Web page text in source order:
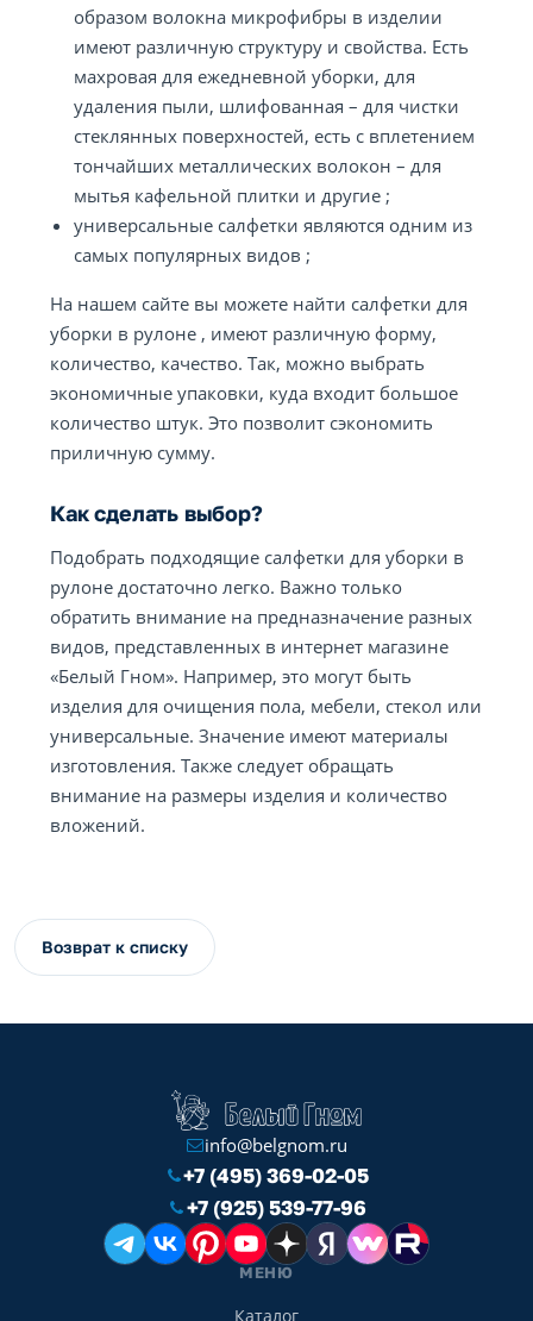
образом волокна микрофибры в изделии
имеют различную структуру и свойства. Есть
махровая для ежедневной уборки, для
удаления пыли, шлифованная – для чистки
стеклянных поверхностей, есть с вплетением
тончайших металлических волокон – для
мытья кафельной плитки и другие ;
универсальные салфетки являются одним из
самых популярных видов ;
На нашем сайте вы можете найти салфетки для
уборки в рулоне , имеют различную форму,
количество, качество. Так, можно выбрать
экономичные упаковки, куда входит большое
количество штук. Это позволит сэкономить
приличную сумму.
Как сделать выбор?
Подобрать подходящие салфетки для уборки в
рулоне достаточно легко. Важно только
обратить внимание на предназначение разных
видов, представленных в интернет магазине
«Белый Гном». Например, это могут быть
изделия для очищения пола, мебели, стекол или
универсальные. Значение имеют материалы
изготовления. Также следует обращать
внимание на размеры изделия и количество
вложений.
Возврат к списку
info@belgnom.ru
+7 (495) 369-02-05
+7 (925) 539-77-96
МЕНЮ
Каталог